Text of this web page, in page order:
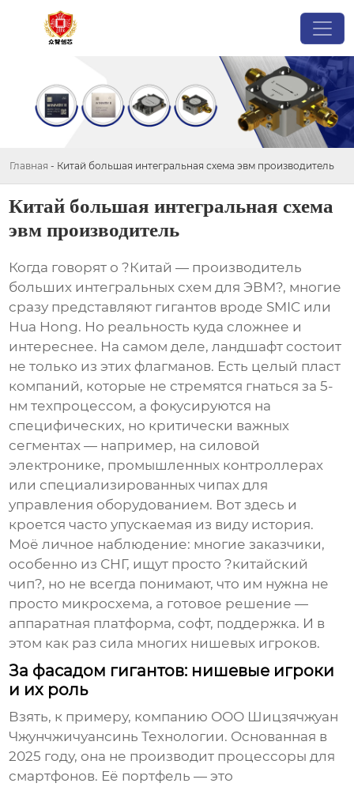
Главная - Китай большая интегральная схема эвм производитель
Китай большая интегральная схема
эвм производитель
Когда говорят о ?Китай — производитель
больших интегральных схем для ЭВМ?, многие
сразу представляют гигантов вроде SMIC или
Hua Hong. Но реальность куда сложнее и
интереснее. На самом деле, ландшафт состоит
не только из этих флагманов. Есть целый пласт
компаний, которые не стремятся гнаться за 5-
нм техпроцессом, а фокусируются на
специфических, но критически важных
сегментах — например, на силовой
электронике, промышленных контроллерах
или специализированных чипах для
управления оборудованием. Вот здесь и
кроется часто упускаемая из виду история.
Моё личное наблюдение: многие заказчики,
особенно из СНГ, ищут просто ?китайский
чип?, но не всегда понимают, что им нужна не
просто микросхема, а готовое решение —
аппаратная платформа, софт, поддержка. И в
этом как раз сила многих нишевых игроков.
За фасадом гигантов: нишевые игроки
и их роль
Взять, к примеру, компанию ООО Шицзячжуан
Чжунчжичуансинь Технологии. Основанная в
2025 году, она не производит процессоры для
смартфонов. Её портфель — это